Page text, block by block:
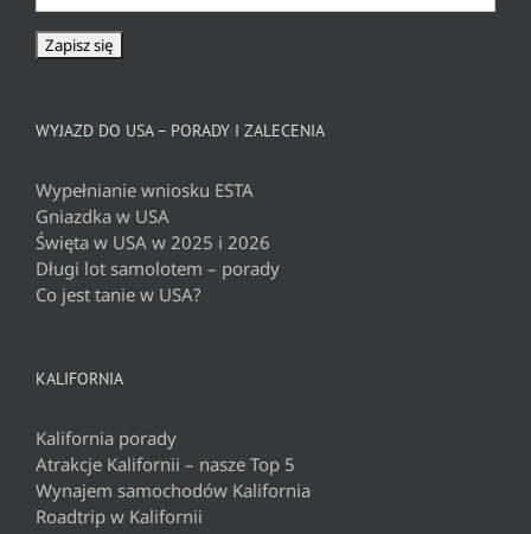
WYJAZD DO USA – PORADY I ZALECENIA
Wypełnianie wniosku ESTA
Gniazdka w USA
Święta w USA w 2025 i 2026
Długi lot samolotem – porady
Co jest tanie w USA?
KALIFORNIA
Kalifornia porady
Atrakcje Kalifornii – nasze Top 5
Wynajem samochodów Kalifornia
Roadtrip w Kalifornii